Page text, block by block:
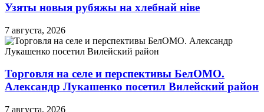
Узяты новыя рубяжы на хлебнай ніве
7 августа, 2026
Торговля на селе и перспективы БелОМО.
Александр Лукашенко посетил Вилейский район
7 августа, 2026